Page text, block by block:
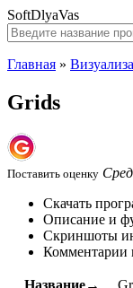
SoftDlyaVas
Главная »
Grids
Поставить оценку
Скачать
Описание и
Скриншоты
Комментарии
Название→